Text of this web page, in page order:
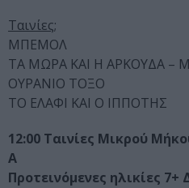
Ταινίες;
ΜΠΕΜΟΛ
ΤΑ ΜΩΡΑ ΚΑΙ Η ΑΡΚΟΥΔΑ –
ΟΥΡΑΝΙΟ ΤΟΞΟ
ΤΟ ΕΛΑΦΙ ΚΑΙ Ο ΙΠΠΟΤΗΣ
12:00 Ταινίες Μικρού
Α
Προτεινόμενες ηλικίες 7+